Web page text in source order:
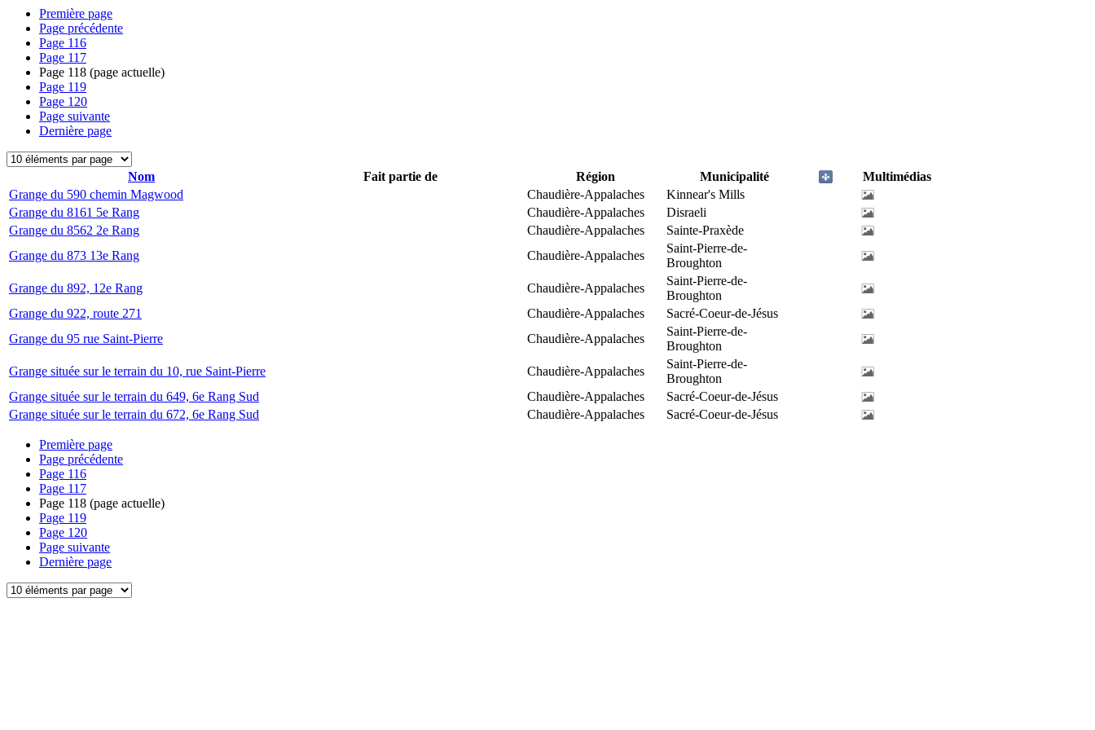
Première page
Page précédente
Page 116
Page 117
Page 118 (page actuelle)
Page 119
Page 120
Page suivante
Dernière page
Nom Fait partie de Région Municipalité
Multimédias
Grange du 590 chemin Magwood
Chaudière-Appalaches
Kinnear's Mills
Grange du 8161 5e Rang
Chaudière-Appalaches
Disraeli
Grange du 8562 2e Rang
Chaudière-Appalaches
Sainte-Praxède
Grange du 873 13e Rang
Chaudière-Appalaches
Saint-Pierre-de-
Broughton
Grange du 892, 12e Rang
Chaudière-Appalaches
Saint-Pierre-de-
Broughton
Grange du 922, route 271
Chaudière-Appalaches
Sacré-Coeur-de-Jésus
Grange du 95 rue Saint-Pierre
Chaudière-Appalaches
Saint-Pierre-de-
Broughton
Grange située sur le terrain du 10, rue Saint-Pierre
Chaudière-Appalaches
Saint-Pierre-de-
Broughton
Grange située sur le terrain du 649, 6e Rang Sud
Chaudière-Appalaches
Sacré-Coeur-de-Jésus
Grange située sur le terrain du 672, 6e Rang Sud
Chaudière-Appalaches Sacré-Coeur-de-Jésus
Première page
Page précédente
Page 116
Page 117
Page 118 (page actuelle)
Page 119
Page 120
Page suivante
Dernière page